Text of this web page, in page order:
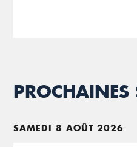
PROCHAINES
SAMEDI 8 AOÛT 2026